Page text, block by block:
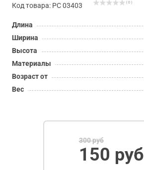
Код товара: РС 03403 ( 0 )
Длина
Ширина
Высота
Материалы
Возраст от
Вес
300 руб
150 руб